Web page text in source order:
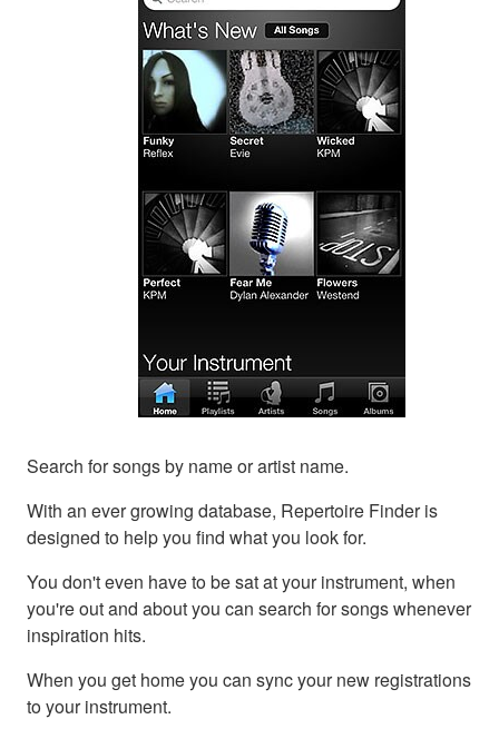
Search for songs by name or artist name.
With an ever growing database, Repertoire Finder is
designed to help you find what you look for.
You don't even have to be sat at your instrument, when
you're out and about you can search for songs whenever
inspiration hits.
When you get home you can sync your new registrations
to your instrument.